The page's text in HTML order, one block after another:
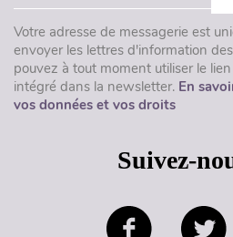
Votre adresse de messagerie est
envoyer les lettres d'information
pouvez à tout moment utiliser le
intégré dans la newsletter. En
vos données et vos droits
Suivez-